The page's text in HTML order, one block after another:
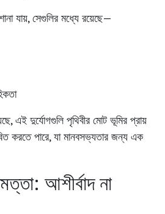
যায়, সেগুলির মধ্যে রয়েছে—
এই দুর্যোগগুলি পৃথিবীর মোট ভূমির প্রায়
করতে পারে, যা মানবসভ্যতার জন্য এক
আশীর্বাদ না